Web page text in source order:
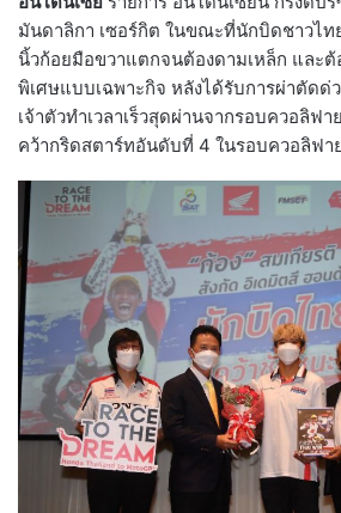
มันดาลิกา เซอร์กิต ในขณะที่นักบิดชาวไท
นิ้วก้อยมือขวาแตกจนต้องดามเหล็ก และ
พิเศษแบบเฉพาะกิจ หลังได้รับการผ่าตัดด่
เจ้าตัวทำเวลาเร็วสุดผ่านจากรอบควอลิฟ
คว้ากริดสตาร์ทอันดับที่ 4 ในรอบควอลิฟา